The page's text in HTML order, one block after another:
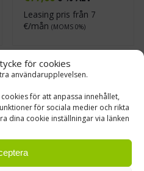
för cookies
användarupplevelsen.
för att anpassa innehållet,
för sociala medier och rikta
dina cookie inställningar via länken
Leasing pris från 7
€/mån (MOMS 0%)